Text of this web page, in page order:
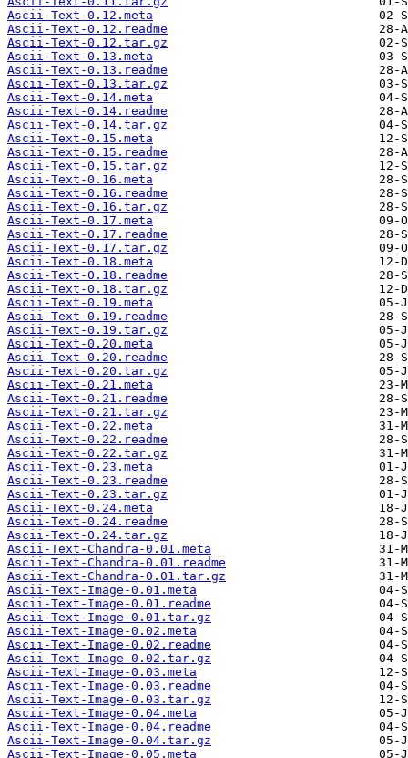
Ascii-Text-0.12.meta
Ascii-Text-0.12.readme
Ascii-Text-0.12.tar.gz
Ascii-Text-0.13.meta
Ascii-Text-0.13.readme
Ascii-Text-0.13.tar.gz
Ascii-Text-0.14.meta
Ascii-Text-0.14.readme
Ascii-Text-0.14.tar.gz
Ascii-Text-0.15.meta
Ascii-Text-0.15.readme
Ascii-Text-0.15.tar.gz
Ascii-Text-0.16.meta
Ascii-Text-0.16.readme
Ascii-Text-0.16.tar.gz
Ascii-Text-0.17.meta
Ascii-Text-0.17.readme
Ascii-Text-0.17.tar.gz
Ascii-Text-0.18.meta
Ascii-Text-0.18.readme
Ascii-Text-0.18.tar.gz
Ascii-Text-0.19.meta
Ascii-Text-0.19.readme
Ascii-Text-0.19.tar.gz
Ascii-Text-0.20.meta
Ascii-Text-0.20.readme
Ascii-Text-0.20.tar.gz
Ascii-Text-0.21.meta
Ascii-Text-0.21.readme
Ascii-Text-0.21.tar.gz
Ascii-Text-0.22.meta
Ascii-Text-0.22.readme
Ascii-Text-0.22.tar.gz
Ascii-Text-0.23.meta
Ascii-Text-0.23.readme
Ascii-Text-0.23.tar.gz
Ascii-Text-0.24.meta
Ascii-Text-0.24.readme
Ascii-Text-0.24.tar.gz
Ascii-Text-Chandra-0.01.meta
Ascii-Text-Chandra-0.01.readme
Ascii-Text-Chandra-0.01.tar.gz
Ascii-Text-Image-0.01.meta
Ascii-Text-Image-0.01.readme
Ascii-Text-Image-0.01.tar.gz
Ascii-Text-Image-0.02.meta
Ascii-Text-Image-0.02.readme
Ascii-Text-Image-0.02.tar.gz
Ascii-Text-Image-0.03.meta
Ascii-Text-Image-0.03.readme
Ascii-Text-Image-0.03.tar.gz
Ascii-Text-Image-0.04.meta
Ascii-Text-Image-0.04.readme
Ascii-Text-Image-0.04.tar.gz
Ascii-Text-Image-0.05.meta